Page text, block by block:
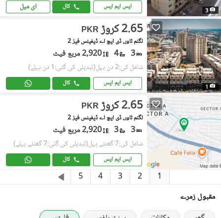
3 ایس ایم ایس کال ای میل
1
PKR 2.65 کروڑ
لگنم ٹاور, ڈی ایچ اے ڈیفینس فیز 2
3
4 2,920 مربع فیٹ
شامل کی:2 دن پہل (تبدیلی کی گئی:1 دن پہلے)
ایس ایم ایس کال
PKR 2.65 کروڑ
لگنم ٹاور, ڈی ایچ اے ڈیفینس فیز 2
3
3 2,920 مربع فیٹ
شامل کی:7 گھنٹے پہل (تبدیلی کی گئی:7 گھنٹے پہلے)
ایس ایم ایس کال
1
2
3
4
5
مقبول زمرے